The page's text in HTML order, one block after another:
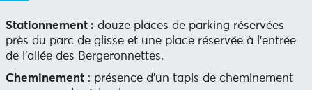
Stationnement : douze places de parking réservées
près du parc de glisse et une place réservée à l’entrée
de l’allée des Bergeronnettes.
Cheminement: présence d’un tapis de cheminement